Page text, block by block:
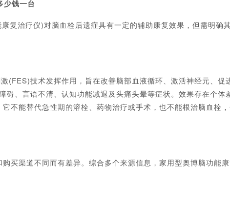
钱一台
治疗仪)对脑血栓后遗症具有一定的辅助康复效果，但需明确
技术发挥作用，旨在改善脑部血液循环、激活神经元、促
碍、言语不清、认知功能减退及头痛头晕等症状。效果存在个
不能替代急性期的溶栓、药物治疗或手术，也不能根治脑血栓
渠道不同而有差异。综合多个来源信息，家用型奥博脑功能